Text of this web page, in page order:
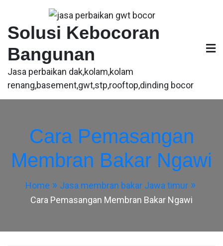
content
Solusi Kebocoran
Bangunan
Jasa perbaikan dak,kolam,kolam
renang,basement,gwt,stp,rooftop,dinding bocor
Cara Pemasangan
Membran Bakar Ngawi
Home
Jasa membran bakar Jawa timur
Cara Pemasangan Membran Bakar Ngawi